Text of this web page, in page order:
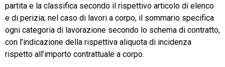
partita e la classifica secondo il rispettivo articolo di elenco
e di perizia; nel caso di lavori a corpo, il sommario specifica
ogni categoria di lavorazione secondo lo schema di contratto,
con l’indicazione della rispettiva aliquota di incidenza
rispetto all’importo contrattuale a corpo.